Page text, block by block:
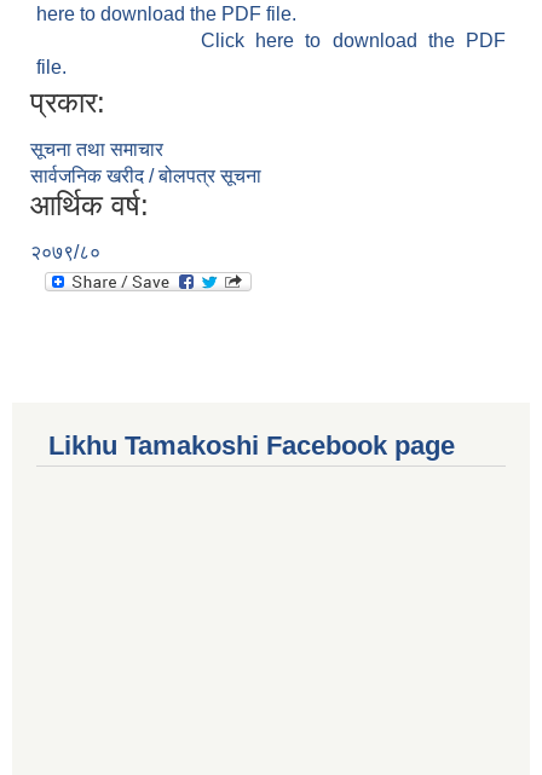
here to download the PDF file.
Click here to download the PDF
file.
प्रकार:
सूचना तथा समाचार
सार्वजनिक खरीद / बोलपत्र सूचना
आर्थिक वर्ष:
२०७९/८०
Likhu Tamakoshi Facebook page